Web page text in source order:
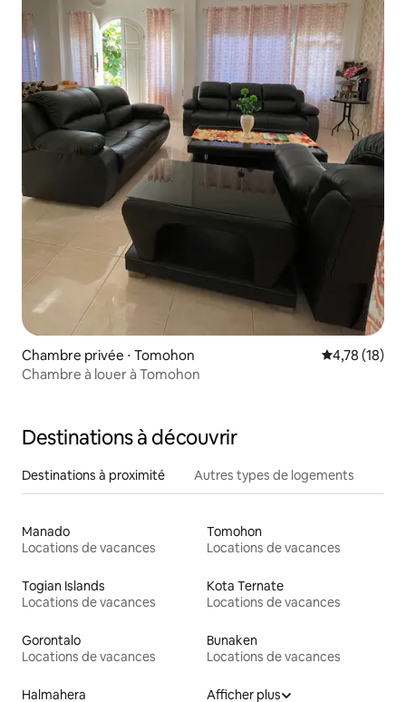
Chambre privée ⋅ Tomohon Évaluation
4,78 (18)
Chambre à louer à Tomohon
Destinations à découvrir
Destinations à proximité Autres types de logements
Manado
Locations de vacances
Tomohon
Locations de vacances
Togian Islands
Locations de vacances
Kota Ternate
Locations de vacances
Gorontalo
Locations de vacances
Bunaken
Locations de vacances
Halmahera Afficher plus